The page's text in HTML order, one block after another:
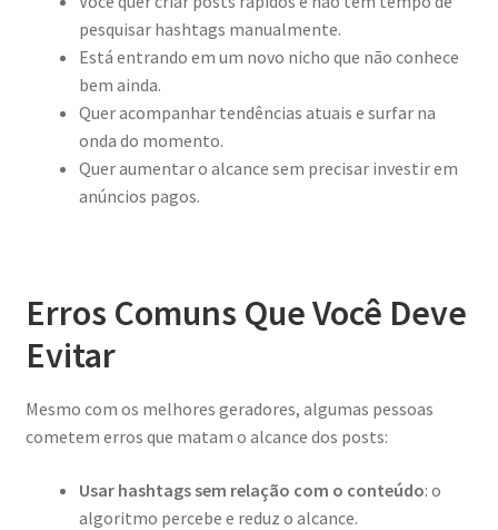
pesquisar hashtags manualmente.
Está entrando em um novo nicho que não conhece
bem ainda.
Quer acompanhar tendências atuais e surfar na
onda do momento.
Quer aumentar o alcance sem precisar investir em
anúncios pagos.
Erros Comuns Que Você Deve
Evitar
Mesmo com os melhores geradores, algumas pessoas
cometem erros que matam o alcance dos posts:
Usar hashtags sem relação com o conteúdo: o
algoritmo percebe e reduz o alcance.